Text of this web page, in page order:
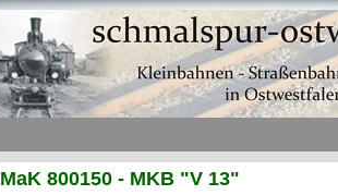
MaK 800150 - MKB "V 13"